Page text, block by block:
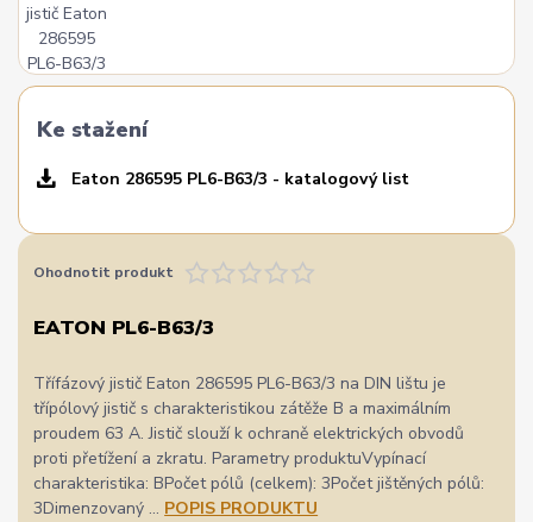
Ke stažení
Eaton 286595 PL6-B63/3 - katalogový list
Ohodnotit produkt
EATON PL6-B63/3
Třífázový jistič Eaton 286595 PL6-B63/3 na DIN lištu je
třípólový jistič s charakteristikou zátěže B a maximálním
proudem 63 A. Jistič slouží k ochraně elektrických obvodů
proti přetížení a zkratu. Parametry produktuVypínací
charakteristika: BPočet pólů (celkem): 3Počet jištěných pólů:
3Dimenzovaný ... POPIS PRODUKTU